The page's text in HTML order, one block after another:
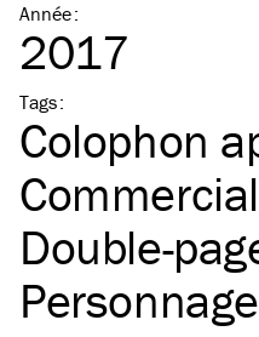
Année:
2017
Tags:
Colophon
Double-
Personnage